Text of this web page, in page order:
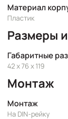
Материал
Пластик
Размеры
Габаритные
42 x 76 x 119
Монтаж
Монтаж
На DIN-рейку